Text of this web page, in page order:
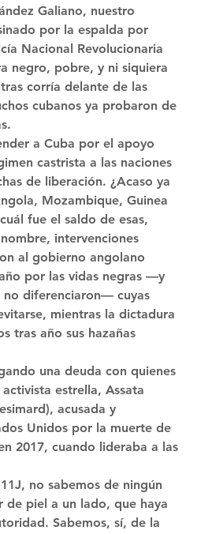
Galiano, nuestro
por la espalda por
Nacional Revolucionaria
negro, pobre, y ni siquiera
corría delante de las
cubanos ya probaron de
a Cuba por el apoyo
castrista a las naciones
de liberación. ¿Acaso ya
Mozambique, Guinea
fue el saldo de esas,
intervenciones
al gobierno angolano
por las vidas negras —y
no diferenciaron— cuyas
mientras la dictadura
tras año sus hazañas
una deuda con quienes
estrella, Assata
acusada y
Unidos por la muerte de
2017, cuando lideraba a las
no sabemos de ningún
de piel a un lado, que haya
Sabemos, sí, de la